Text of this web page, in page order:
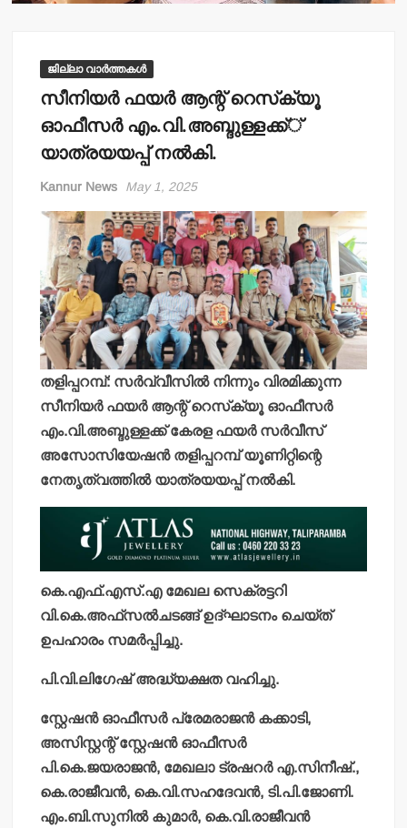
ജില്ലാ വാർത്തകൾ
സീനിയര്‍ ഫയര്‍ ആന്റ് റെസ്‌ക്യൂ
ഓഫീസര്‍ എം.വി.അബ്ദുള്ളക്ക്്
യാത്രയയപ്പ് നല്‍കി.
Kannur News May 1, 2025
തളിപ്പറമ്പ്: സര്‍വ്വീസില്‍ നിന്നും വിരമിക്കുന്ന
സീനിയര്‍ ഫയര്‍ ആന്റ് റെസ്‌ക്യൂ ഓഫീസര്‍
എം.വി.അബ്ദുള്ളക്ക് കേരള ഫയര്‍ സര്‍വീസ്
അസോസിയേഷന്‍ തളിപ്പറമ്പ് യൂണിറ്റിന്റെ
നേതൃത്വത്തില്‍ യാത്രയയപ്പ് നല്‍കി.
കെ.എഫ്.എസ്.എ മേഖല സെക്രട്ടറി
വി.കെ.അഫ്‌സല്‍ചടങ്ങ് ഉദ്ഘാടനം ചെയ്ത്
ഉപഹാരം സമര്‍പ്പിച്ചു.
പി.വി.ലിഗേഷ് അദ്ധ്യക്ഷത വഹിച്ചു.
സ്റ്റേഷന്‍ ഓഫീസര്‍ പ്രേമരാജന്‍ കക്കാടി,
അസിസ്റ്റന്റ് സ്റ്റേഷന്‍ ഓഫീസര്‍
പി.കെ.ജയരാജന്‍, മേഖലാ ട്രഷറര്‍ എ.സിനീഷ്.,
കെ.രാജീവന്‍, കെ.വി.സഹദേവന്‍, ടി.പി.ജോണി.
എം.ബി.സുനില്‍ കുമാര്‍, കെ.വി.രാജീവന്‍